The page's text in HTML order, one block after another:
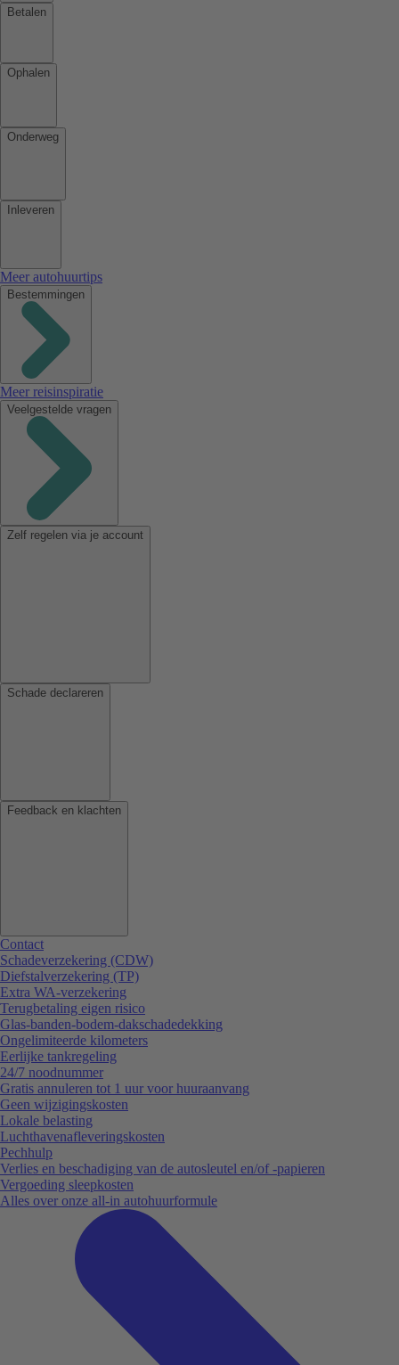
Betalen
Ophalen
Onderweg
Inleveren
Meer autohuurtips
Bestemmingen
Meer reisinspiratie
Veelgestelde vragen
Zelf regelen via je account
Schade declareren
Feedback en klachten
Contact
Schadeverzekering (CDW)
Diefstalverzekering (TP)
Extra WA-verzekering
Terugbetaling eigen risico
Glas-banden-bodem-dakschadedekking
Ongelimiteerde kilometers
Eerlijke tankregeling
24/7 noodnummer
Gratis annuleren tot 1 uur voor huuraanvang
Geen wijzigingskosten
Lokale belasting
Luchthavenafleveringskosten
Pechhulp
Verlies en beschadiging van de autosleutel en/of -papieren
Vergoeding sleepkosten
Alles over onze all-in autohuurformule